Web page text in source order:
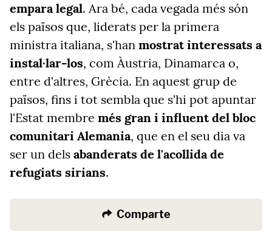
empara legal. Ara bé, cada vegada més són
els països que, liderats per la primera
ministra italiana, s'han mostrat interessats a
instal·lar-los, com Àustria, Dinamarca o,
entre d'altres, Grècia. En aquest grup de
països, fins i tot sembla que s'hi pot apuntar
l'Estat membre més gran i influent del bloc
comunitari Alemania, que en el seu dia va
ser un dels abanderats de l'acollida de
refugiats sirians.
Comparte